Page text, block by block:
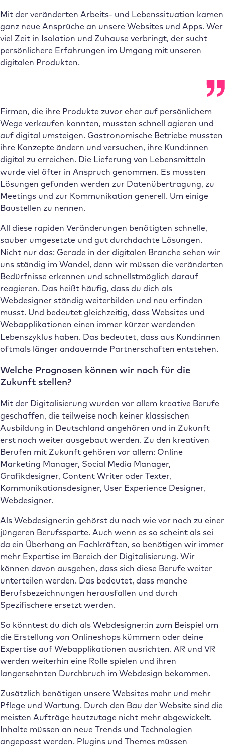
Mit der veränderten Arbeits- und Lebenssituation kamen
ganz neue Ansprüche an unsere Websites und Apps. Wer
viel Zeit in Isolation und Zuhause verbringt, der sucht
persönlichere Erfahrungen im Umgang mit unseren
digitalen Produkten.
Firmen, die ihre Produkte zuvor eher auf persönlichem
Wege verkaufen konnten, mussten schnell agieren und
auf digital umsteigen. Gastronomische Betriebe mussten
ihre Konzepte ändern und versuchen, ihre Kund:innen
digital zu erreichen. Die Lieferung von Lebensmitteln
wurde viel öfter in Anspruch genommen. Es mussten
Lösungen gefunden werden zur Datenübertragung, zu
Meetings und zur Kommunikation generell. Um einige
Baustellen zu nennen.
All diese rapiden Veränderungen benötigten schnelle,
sauber umgesetzte und gut durchdachte Lösungen.
Nicht nur das: Gerade in der digitalen Branche sehen wir
uns ständig im Wandel, denn wir müssen die veränderten
Bedürfnisse erkennen und schnellstmöglich darauf
reagieren. Das heißt häufig, dass du dich als
Webdesigner ständig weiterbilden und neu erfinden
musst. Und bedeutet gleichzeitig, dass Websites und
Webapplikationen einen immer kürzer werdenden
Lebenszyklus haben. Das bedeutet, dass aus Kund:innen
oftmals länger andauernde Partnerschaften entstehen.
Welche Prognosen können wir noch für die
Zukunft stellen?
Mit der Digitalisierung wurden vor allem kreative Berufe
geschaffen, die teilweise noch keiner klassischen
Ausbildung in Deutschland angehören und in Zukunft
erst noch weiter ausgebaut werden. Zu den kreativen
Berufen mit Zukunft gehören vor allem: Online
Marketing Manager, Social Media Manager,
Grafikdesigner, Content Writer oder Texter,
Kommunikationsdesigner, User Experience Designer,
Webdesigner.
Als Webdesigner:in gehörst du nach wie vor noch zu einer
jüngeren Berufssparte. Auch wenn es so scheint als sei
da ein Überhang an Fachkräften, so benötigen wir immer
mehr Expertise im Bereich der Digitalisierung. Wir
können davon ausgehen, dass sich diese Berufe weiter
unterteilen werden. Das bedeutet, dass manche
Berufsbezeichnungen herausfallen und durch
Spezifischere ersetzt werden.
So könntest du dich als Webdesigner:in zum Beispiel um
die Erstellung von Onlineshops kümmern oder deine
Expertise auf Webapplikationen ausrichten. AR und VR
werden weiterhin eine Rolle spielen und ihren
langersehnten Durchbruch im Webdesign bekommen.
Zusätzlich benötigen unsere Websites mehr und mehr
Pflege und Wartung. Durch den Bau der Website sind die
meisten Aufträge heutzutage nicht mehr abgewickelt.
Inhalte müssen an neue Trends und Technologien
angepasst werden. Plugins und Themes müssen